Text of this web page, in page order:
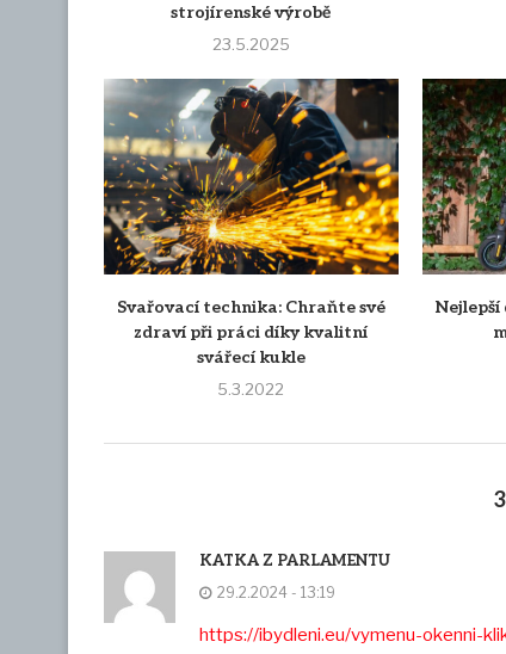
strojírenské výrobě
23.5.2025
Svařovací technika: Chraňte své
zdraví při práci díky kvalitní
svářecí kukle
5.3.2022
KATKA Z PARLAMENTU
29.2.2024 - 13:19
https://ibydleni.eu/vymenu-okenni-